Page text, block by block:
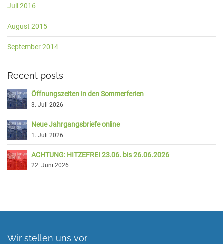
Juli 2016
August 2015
September 2014
Recent posts
Öffnungszeiten in den Sommerferien
3. Juli 2026
Neue Jahrgangsbriefe online
1. Juli 2026
ACHTUNG: HITZEFREI 23.06. bis 26.06.2026
22. Juni 2026
Wir stellen uns vor